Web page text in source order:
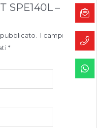
SPE140L –
I campi
*